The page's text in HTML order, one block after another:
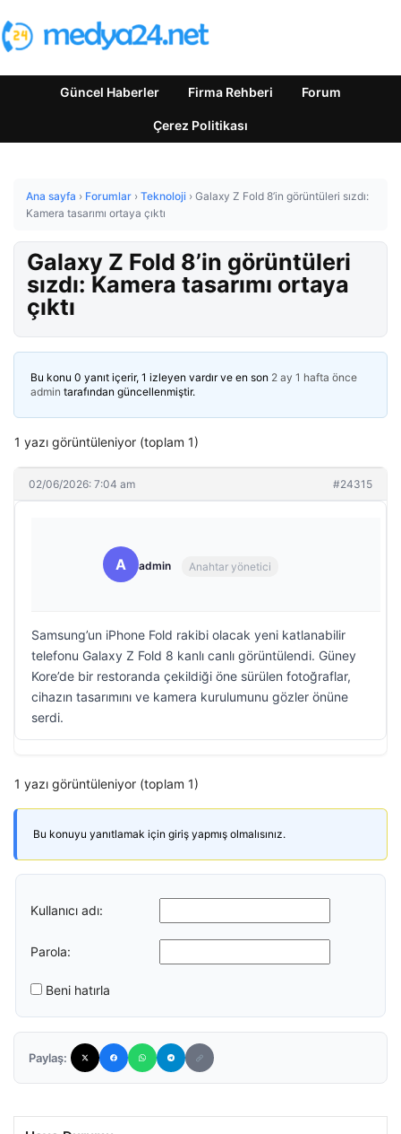
Güncel Haberler Firma Rehberi Forum
Çerez Politikası
Ana sayfa › Forumlar › Teknoloji › Galaxy Z Fold 8’in görüntüleri sızdı:
Kamera tasarımı ortaya çıktı
Galaxy Z Fold 8’in görüntüleri
sızdı: Kamera tasarımı ortaya
çıktı
Bu konu 0 yanıt içerir, 1 izleyen vardır ve en son 2 ay 1 hafta önce
admin tarafından güncellenmiştir.
1 yazı görüntüleniyor (toplam 1)
02/06/2026: 7:04 am #24315
A admin Anahtar yönetici
Samsung’un iPhone Fold rakibi olacak yeni katlanabilir
telefonu Galaxy Z Fold 8 kanlı canlı görüntülendi. Güney
Kore’de bir restoranda çekildiği öne sürülen fotoğraflar,
cihazın tasarımını ve kamera kurulumunu gözler önüne
serdi.
1 yazı görüntüleniyor (toplam 1)
Bu konuyu yanıtlamak için giriş yapmış olmalısınız.
Kullanıcı adı:
Parola:
Beni hatırla
Paylaş: